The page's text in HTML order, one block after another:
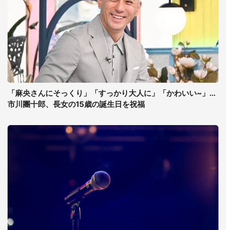
「麻央さんにそっくり」「すっかり大人に」「かわいい~」...
市川團十郎、長女の15歳の誕生日を祝福